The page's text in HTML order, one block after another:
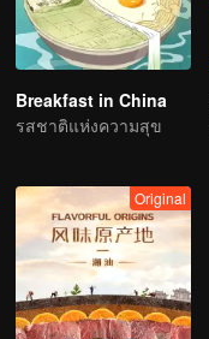
Breakfast in China
รสชาติแห่งความสุข
Original